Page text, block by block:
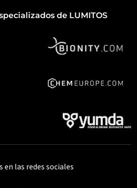
de LUMITOS
en las redes sociales